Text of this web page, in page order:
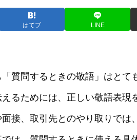
はてブ LINE
質問するときの敬語」はとて
るためには、正しい敬語表現
接、取引先とのやり取りでは